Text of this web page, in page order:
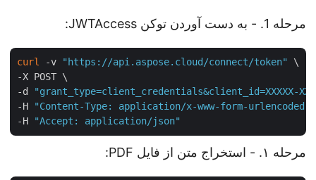
مرحله 1. - به دست آوردن توکن JWTAccess:
curl -v "https://api.aspose.cloud/connect/token" \
-X POST \
-d "grant_type=client_credentials&client_id=XXXXX-
-H "Content-Type: application/x-www-form-
-H "Accept: application/json"
مرحله ۱. - استخراج متن از فایل PDF: